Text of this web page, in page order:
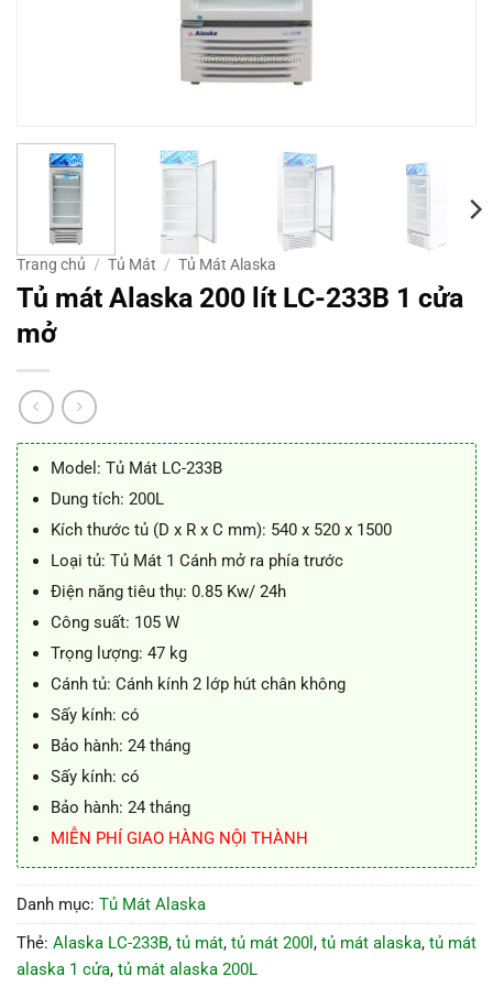
Trang chủ / Tủ Mát / Tủ Mát Alaska
Tủ mát Alaska 200 lít LC-233B 1 cửa
mở
Model: Tủ Mát LC-233B
Dung tích: 200L
Kích thước tủ (D x R x C mm): 540 x 520 x 1500
Loại tủ: Tủ Mát 1 Cánh mở ra phía trước
Điện năng tiêu thụ: 0.85 Kw/ 24h
Công suất: 105 W
Trọng lượng: 47 kg
Cánh tủ: Cánh kính 2 lớp hút chân không
Sấy kính: có
Bảo hành: 24 tháng
Sấy kính: có
Bảo hành: 24 tháng
MIỄN PHÍ GIAO HÀNG NỘI THÀNH
Danh mục: Tủ Mát Alaska
Thẻ: Alaska LC-233B, tủ mát, tủ mát 200l , tủ mát alaska, tủ mát
alaska 1 cửa, tủ mát alaska 200L